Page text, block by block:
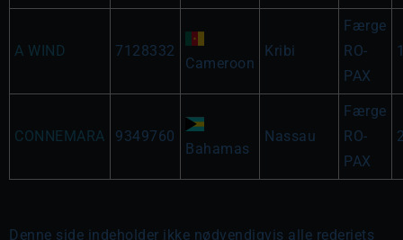
A WIND 7128332
Cameroon
Kribi
Færge
RO-
PAX
CONNEMARA 9349760
Bahamas
Nassau
Færge
RO-
PAX
Denne side indeholder ikke nødvendigvis alle rederiets